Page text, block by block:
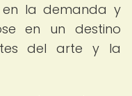
en la demanda y
en un destino
del arte y la